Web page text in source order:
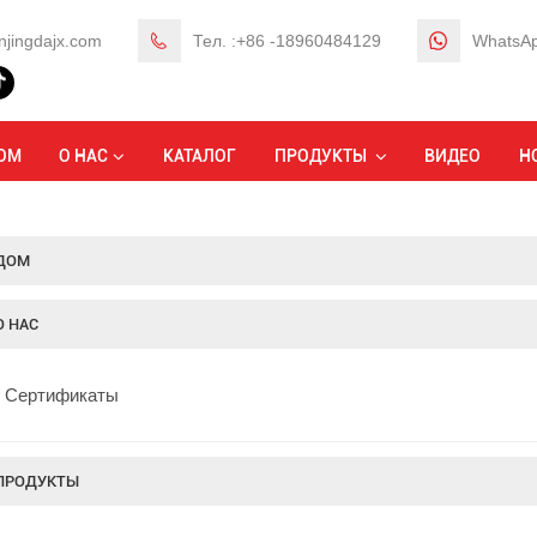
Тел. :+86 -18960484129
О НАС КАТАЛОГ ПРОДУКТЫ ВИДЕО
НАС
Сертификаты